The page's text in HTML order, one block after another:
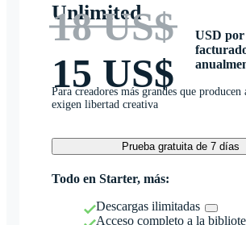
Unlimited
18 US$
15 US$
USD por
Para creadores más grandes que producen
exigen libertad creativa
Prueba gratuita de 7 días
Todo en Starter, más:
Descargas ilimitadas
Acceso completo a la